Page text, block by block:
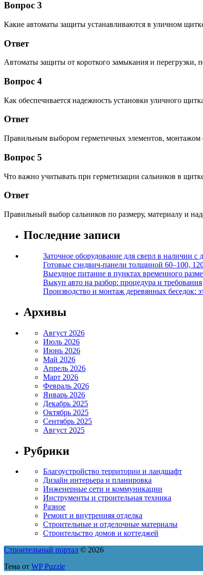
Вопрос 3
Какие автоматы защиты устанавливаются в уличном
Ответ
Автоматы защиты от короткого замыкания и перегрузки,
Вопрос 4
Как обеспечивается надежность установки уличного
Ответ
Правильным выбором герметичных элементов, монтажом
Вопрос 5
Что важно учитывать при герметизации сальников в
Ответ
Правильный выбор сальников по размеру, материалу и
Последние записи
Заточное оборудование для сверл в наличии с
Готовые сэндвич-панели толщиной 60–100,
Выездное питание в пунктах временного
Выкуп авто на разбор: процедура и требования
Производство и монтаж деревянных беседок:
Архивы
Август 2026
Июль 2026
Июнь 2026
Май 2026
Апрель 2026
Март 2026
Февраль 2026
Январь 2026
Декабрь 2025
Октябрь 2025
Сентябрь 2025
Август 2025
Рубрики
Благоустройство территории и ландшафт
Дизайн интерьера и планировка
Инженерные сети и коммуникации
Инструменты и строительная техника
Разное
Ремонт и внутренняя отделка
Строительные и отделочные материалы
Строительство домов и коттеджей
Строительный портал © 2026
Тема от WP Puzzle